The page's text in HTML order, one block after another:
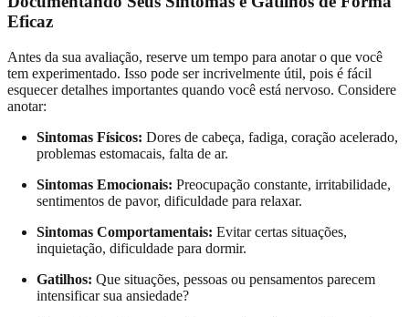
Eficaz
Antes da sua avaliação, reserve um tempo para anotar o que você
tem experimentado. Isso pode ser incrivelmente útil, pois é fácil
esquecer detalhes importantes quando você está nervoso. Considere
anotar:
Sintomas Físicos: Dores de cabeça, fadiga, coração acelerado,
problemas estomacais, falta de ar.
Sintomas Emocionais: Preocupação constante, irritabilidade,
sentimentos de pavor, dificuldade para relaxar.
Sintomas Comportamentais: Evitar certas situações,
inquietação, dificuldade para dormir.
Gatilhos: Que situações, pessoas ou pensamentos parecem
intensificar sua ansiedade?